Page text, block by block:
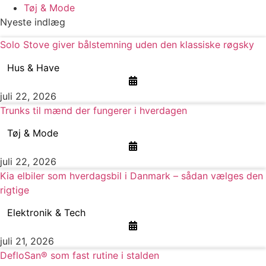
Tøj & Mode
Nyeste indlæg
Solo Stove giver bålstemning uden den klassiske røgsky
Hus & Have
juli 22, 2026
Trunks til mænd der fungerer i hverdagen
Tøj & Mode
juli 22, 2026
Kia elbiler som hverdagsbil i Danmark – sådan vælges den
rigtige
Elektronik & Tech
juli 21, 2026
DefloSan® som fast rutine i stalden